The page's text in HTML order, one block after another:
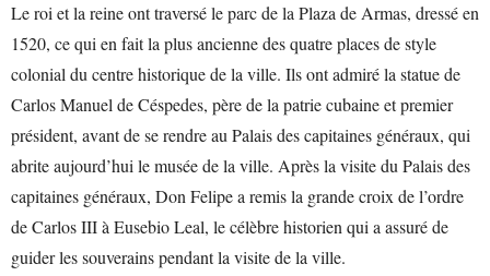
Le roi et la reine ont traversé le parc de la Plaza de Armas, dressé en
1520, ce qui en fait la plus ancienne des quatre places de style
colonial du centre historique de la ville. Ils ont admiré la statue de
Carlos Manuel de Céspedes, père de la patrie cubaine et premier
président, avant de se rendre au Palais des capitaines généraux, qui
abrite aujourd’hui le musée de la ville. Après la visite du Palais des
capitaines généraux, Don Felipe a remis la grande croix de l’ordre
de Carlos III à Eusebio Leal, le célèbre historien qui a assuré de
guider les souverains pendant la visite de la ville.